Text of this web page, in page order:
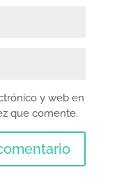
y web en
que comente.